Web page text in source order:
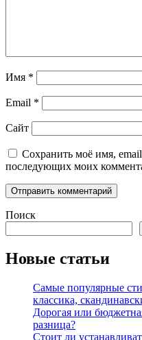
Имя *
Email *
Сайт
Сохранить моё имя, email
последующих моих
Поиск
Новые статьи
Самые популярные
классика,
Дорогая или
разница?
Стоит ли